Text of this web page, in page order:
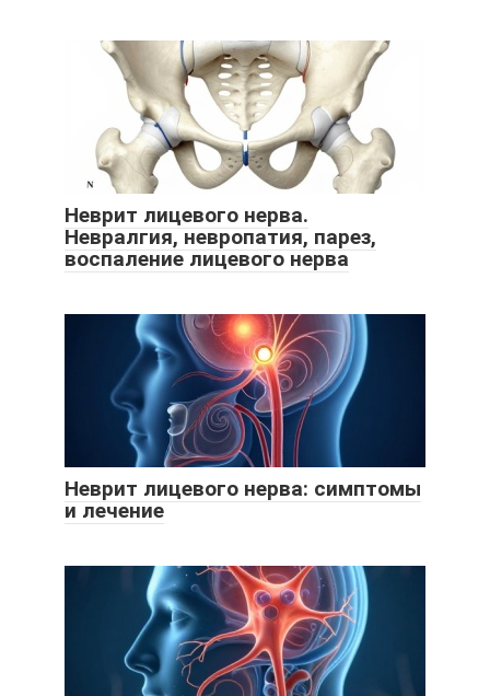
Неврит лицевого нерва.
Невралгия, невропатия, парез,
воспаление лицевого нерва
Неврит лицевого нерва: симптомы
и лечение